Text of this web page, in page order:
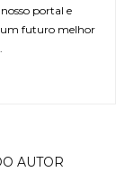
portal e
futuro melhor
AUTOR